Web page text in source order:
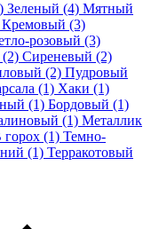
Зеленый (4) Мятный
Кремовый (3)
розовый (3)
Сиреневый (2)
(2) Пудровый
(1) Хаки (1)
(1) Бордовый (1)
(1) Металлик
горох (1) Темно-
(1) Терракотовый